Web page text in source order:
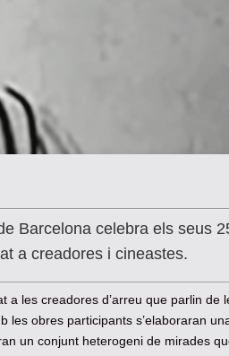
Barcelona celebra els seus
a creadores i cineastes.
les creadores d’arreu que parlin de
obres participants s’elaboraran
un conjunt heterogeni de mirades